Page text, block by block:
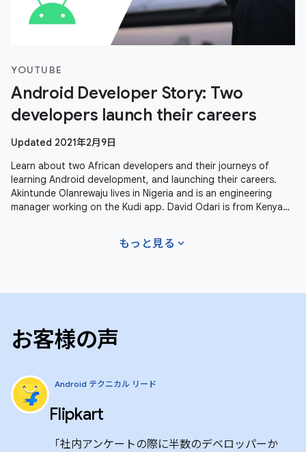
YOUTUBE
Android Developer Story: Two
developers launch their careers
Updated 2021年2月9日
Learn about two African developers and their journeys of
learning Android development, and launching their careers.
Akintunde Olanrewaju lives in Nigeria and is an engineering
manager working on the Kudi app. David Odari is from Kenya
もっと見る expand_more
お客様の声
Android テクニカル リード
Flipkart
「社内アンケートの際に半数のデベロッパーか